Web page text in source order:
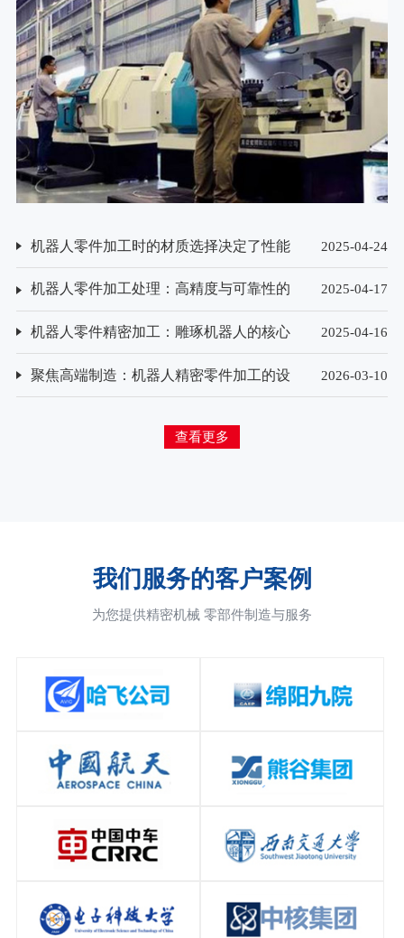
机器人零件加工时的材质选择决定了性能
2025-04-24
机器人零件加工处理：高精度与可靠性的
2025-04-17
机器人零件精密加工：雕琢机器人的核心
2025-04-16
聚焦高端制造：机器人精密零件加工的设
2026-03-10
查看更多
我们服务的客户案例
为您提供精密机械 零部件制造与服务